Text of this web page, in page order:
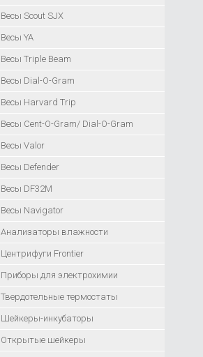
Весы Scout SJX
Весы YA
Весы Triple Beam
Весы Dial-O-Gram
Весы Harvard Trip
Весы Cent-O-Gram/ Dial-O-Gram
Весы Valor
Весы Defender
Весы DF32M
Весы Navigator
Анализаторы влажности
Центрифуги Frontier
Приборы для электрохимии
Твердотельные термостаты
Шейкеры-инкубаторы
Открытые шейкеры